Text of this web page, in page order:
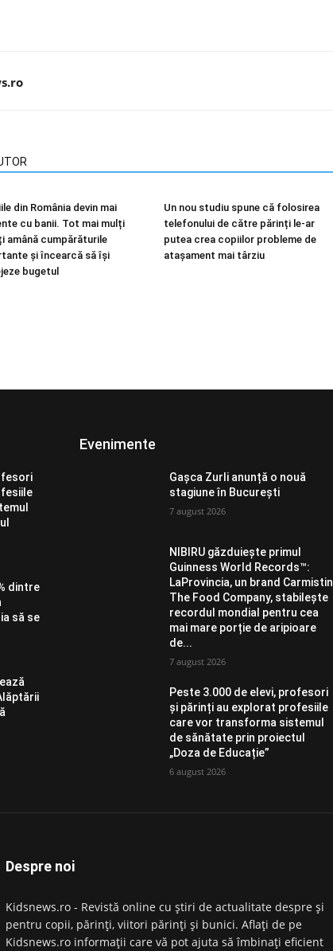
din România devin mai
cu banii. Tot mai mulți
amână cumpărăturile
și încearcă să își
bugetul
Un nou studiu spune că folosirea
telefonului de către părinți le-ar
putea crea copiilor probleme de
atașament mai târziu
dintre
să se
Evenimente
Gașca Zurli anunță o nouă
stagiune în București
7 august 2026
NIBIRU găzduiește primul
Guinness World Records™️:
LaProvincia, un brand Carmistin
The Food Company, stabilește
recordul mondial pentru cea
mai mare porție de aripioare
de...
7 august 2026
Peste 3.000 de elevi, profesori
și părinți au explorat profesiile
care vor transforma sistemul
de sănătate prin proiectul
„Doza de Educație”
6 august 2026
Despre noi
Kidsnews.ro - Revistă online cu știri de actualitate despre și
pentru copii, părinți, viitori părinți și bunici. Aflați de pe
Kidsnews.ro informații care vă pot ajuta să îmbinați eficient